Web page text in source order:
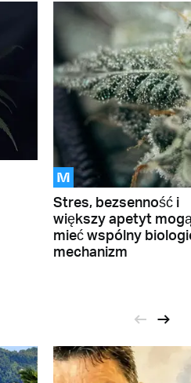
M
Stres, bezsenność i
większy apetyt
mieć wspólny
mechanizm